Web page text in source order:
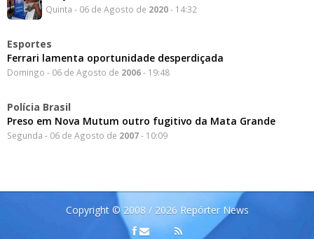
Quinta - 06 de Agosto de 2020- 14:32
Esportes
Ferrari lamenta oportunidade desperdiçada
Domingo - 06 de Agosto de 2006- 19:48
Polícia Brasil
Preso em Nova Mutum outro fugitivo da Mata Grande
Segunda - 06 de Agosto de 2007- 10:09
Copyright © 2008 / 2026 Repórter News